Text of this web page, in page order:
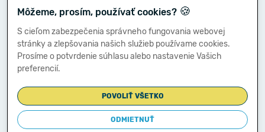
Číslo telefónu:
-
Číslo faxu:
-
-
Môžeme, prosím, používať cookies? 🍪
S cieľom zabezpečenia správneho fungovania webovej
stránky a zlepšovania našich služieb používame cookies.
Prosíme o potvrdenie súhlasu alebo nastavenie Vašich
preferencií.
POVOLIŤ VŠETKO
ODMIETNUŤ